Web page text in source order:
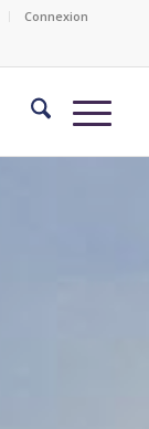
Connexion